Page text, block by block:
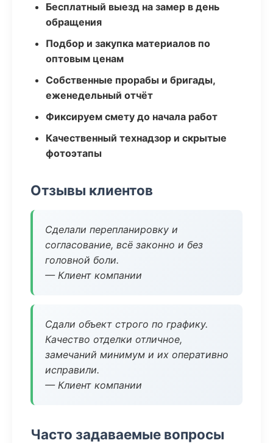
Бесплатный выезд на замер в день
обращения
Подбор и закупка материалов по
оптовым ценам
Собственные прорабы и бригады,
еженедельный отчёт
Фиксируем смету до начала работ
Качественный технадзор и скрытые
фотоэтапы
Отзывы клиентов
Сделали перепланировку и
согласование, всё законно и без
головной боли.
— Клиент компании
Сдали объект строго по графику.
Качество отделки отличное,
замечаний минимум и их оперативно
исправили.
— Клиент компании
Часто задаваемые вопросы